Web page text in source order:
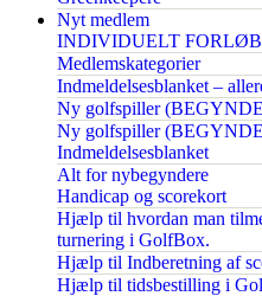
Nyt medlem
INDIVIDUELT FORLØB
Medlemskategorier
Indmeldelsesblanket –
Ny golfspiller
Ny golfspiller
Indmeldelsesblanket
Alt for nybegyndere
Handicap og scorekort
Hjælp til hvordan man
turnering i GolfBox.
Hjælp til Indberetning af
Hjælp til tidsbestilling i